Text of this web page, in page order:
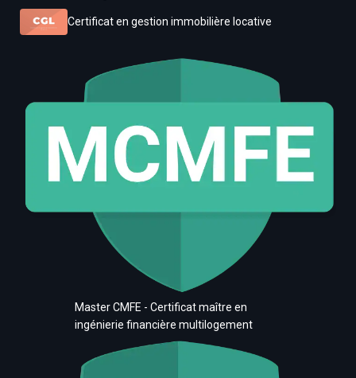
Certificat en gestion immobilière locative
Master CMFE - Certificat maître en
ingénierie financière multilogement